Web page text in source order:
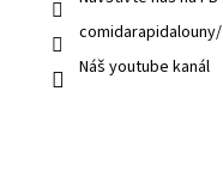
comidarapidalouny/
Náš youtube kanál